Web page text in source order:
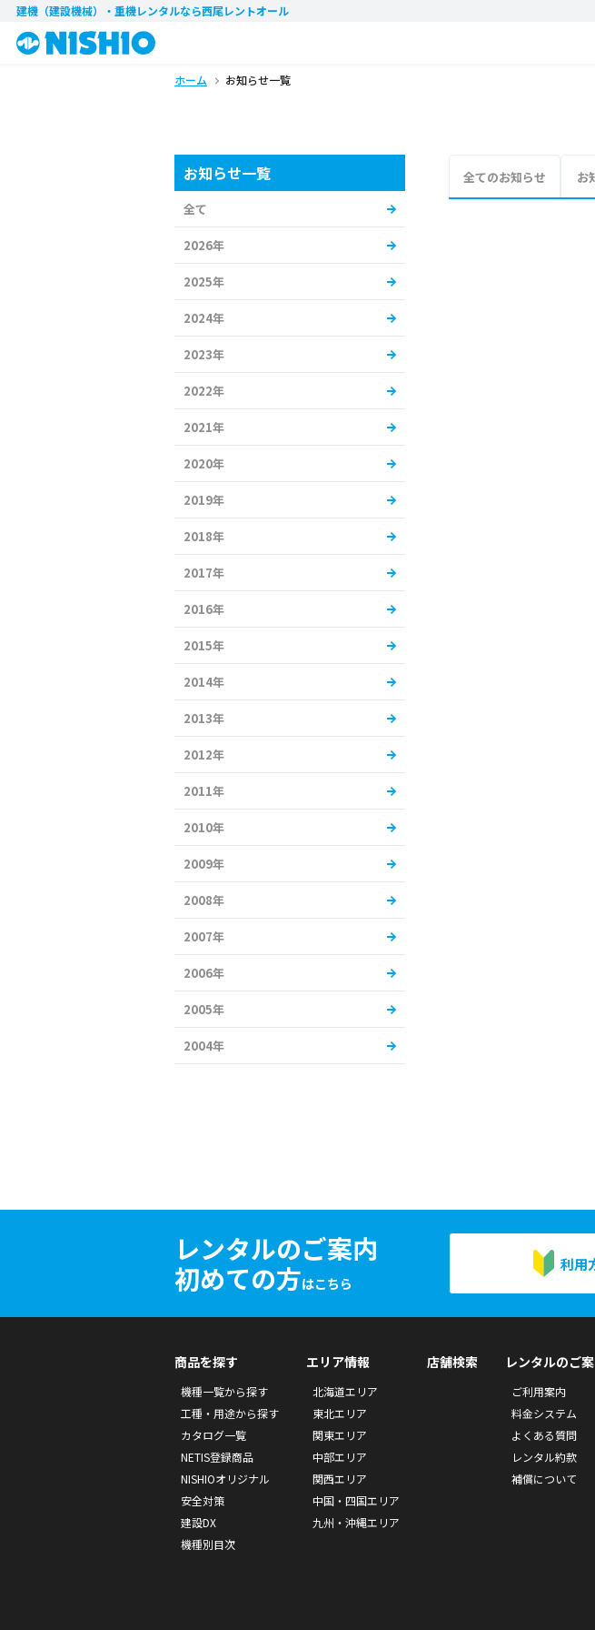
建機（建設機械）・重機レンタルなら西尾レントオール
ホーム お知らせ一覧
全てのお知らせ お
お知らせ一覧
全て
2026年
2025年
2024年
2023年
2022年
2021年
2020年
2019年
2018年
2017年
2016年
2015年
2014年
2013年
2012年
2011年
2010年
2009年
2008年
2007年
2006年
2005年
2004年
レンタルのご案内
初めての方はこちら
利用
商品を探す
機種一覧から探す
工種・用途から探す
カタログ一覧
NETIS登録商品
NISHIOオリジナル
安全対策
建設DX
機種別目次
エリア情報
北海道エリア
東北エリア
関東エリア
中部エリア
関西エリア
中国・四国エリア
九州・沖縄エリア
店舗検索 レンタルのご
ご利用案内
料金システム
よくある質問
レンタル約款
補償について